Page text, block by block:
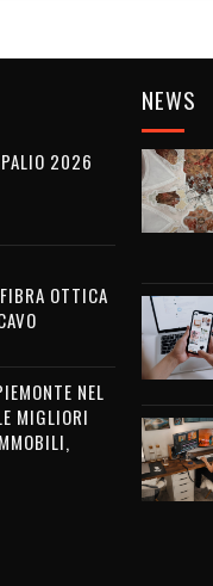
2026
OTTICA
NEL
MIGLIORI
NEWS